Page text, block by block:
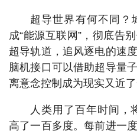
超导世界有何不同？
成“能源互联网”，彻底告
超导轨道，追风逐电的速
脑机接口可以借助超导量
离意念控制成为现实又近
人类用了百年时间，
高了一百多度。每前进一